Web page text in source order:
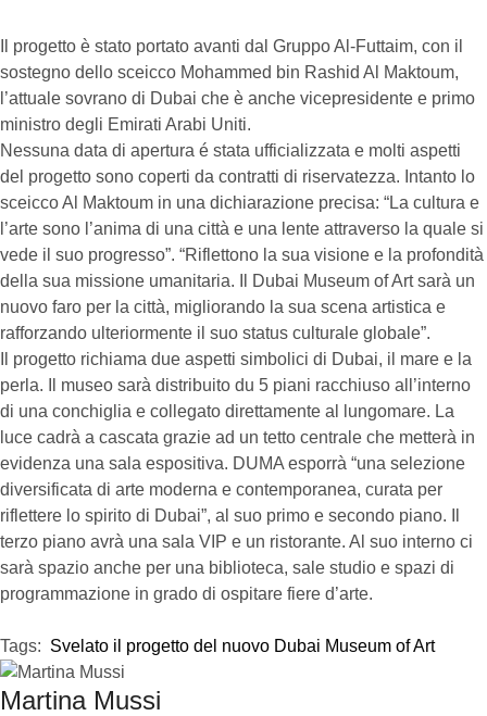
Il progetto è stato portato avanti dal Gruppo Al-Futtaim, con il
sostegno dello sceicco Mohammed bin Rashid Al Maktoum,
l’attuale sovrano di Dubai che è anche vicepresidente e primo
ministro degli Emirati Arabi Uniti.
Nessuna data di apertura é stata ufficializzata e molti aspetti
del progetto sono coperti da contratti di riservatezza. Intanto lo
sceicco Al Maktoum in una dichiarazione precisa: “La cultura e
l’arte sono l’anima di una città e una lente attraverso la quale si
vede il suo progresso”. “Riflettono la sua visione e la profondità
della sua missione umanitaria. Il Dubai Museum of Art sarà un
nuovo faro per la città, migliorando la sua scena artistica e
rafforzando ulteriormente il suo status culturale globale”.
Il progetto richiama due aspetti simbolici di Dubai, il mare e la
perla. Il museo sarà distribuito du 5 piani racchiuso all’interno
di una conchiglia e collegato direttamente al lungomare. La
luce cadrà a cascata grazie ad un tetto centrale che metterà in
evidenza una sala espositiva. DUMA esporrà “una selezione
diversificata di arte moderna e contemporanea, curata per
riflettere lo spirito di Dubai”, al suo primo e secondo piano. Il
terzo piano avrà una sala VIP e un ristorante. Al suo interno ci
sarà spazio anche per una biblioteca, sale studio e spazi di
programmazione in grado di ospitare fiere d’arte.
Tags: Svelato il progetto del nuovo Dubai Museum of Art
Martina Mussi